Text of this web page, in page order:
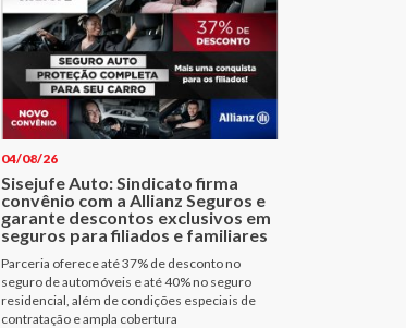
04/08/26
Sisejufe Auto: Sindicato firma
convênio com a Allianz Seguros e
garante descontos exclusivos em
seguros para filiados e familiares
Parceria oferece até 37% de desconto no
seguro de automóveis e até 40% no seguro
residencial, além de condições especiais de
contratação e ampla cobertura